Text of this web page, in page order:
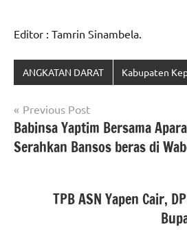
Editor : Tamrin Sinambela.
ANGKATAN DARAT Kabupaten
Navigasi
pos
Previous Post
Babinsa Yaptim Bersama
Serahkan Bansos beras di
TPB ASN Yapen Cair,